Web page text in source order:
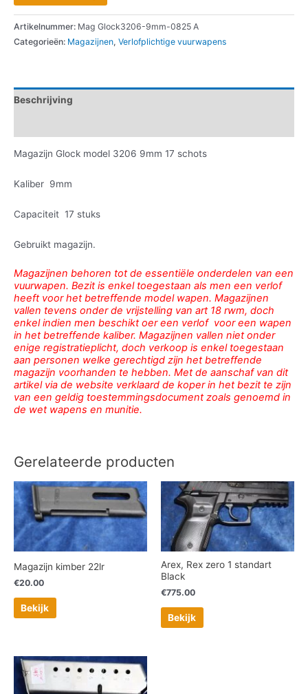
Artikelnummer: Mag Glock3206-9mm-0825 A
Categorieën: Magazijnen, Verlofplichtige vuurwapens
Beschrijving
Magazijn Glock model 3206 9mm 17 schots
Kaliber 9mm
Capaciteit 17 stuks
Gebruikt magazijn.
Magazijnen behoren tot de essentiële onderdelen van een
vuurwapen. Bezit is enkel toegestaan als men een verlof
heeft voor het betreffende model wapen. Magazijnen
vallen tevens onder de vrijstelling van art 18 rwm, doch
enkel indien men beschikt oer een verlof voor een wapen
in het betreffende kaliber. Magazijnen vallen niet onder
enige registratieplicht, doch verkoop is enkel toegestaan
aan personen welke gerechtigd zijn het betreffende
magazijn voorhanden te hebben. Met de aanschaf van dit
artikel via de website verklaard de koper in het bezit te zijn
van een geldig toestemmingsdocument zoals genoemd in
de wet wapens en munitie.
Gerelateerde producten
Magazijn kimber 22lr
€20.00
Bekijk
Arex, Rex zero 1 standart
Black
€775.00
Bekijk